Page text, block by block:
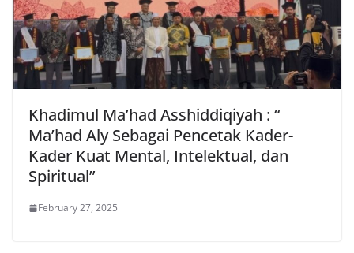
Khadimul Ma’had Asshiddiqiyah : “
Ma’had Aly Sebagai Pencetak Kader-
Kader Kuat Mental, Intelektual, dan
Spiritual”
February 27, 2025